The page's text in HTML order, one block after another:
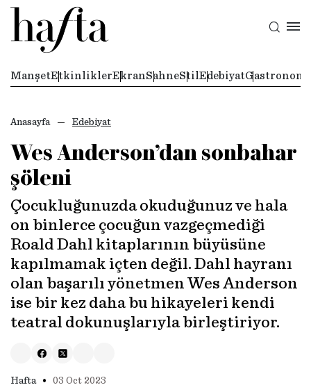
ManşetEtkinliklerEkranSahneStil EdebiyatGastronomi
Anasayfa Edebiyat
Wes Anderson’dan sonbahar
şöleni
Çocukluğunuzda okuduğunuz ve hala
on binlerce çocuğun vazgeçmediği
Roald Dahl kitaplarının büyüsüne
kapılmamak içten değil. Dahl hayranı
olan başarılı yönetmen Wes Anderson
ise bir kez daha bu hikayeleri kendi
teatral dokunuşlarıyla birleştiriyor.
Hafta • 03 Oct 2023